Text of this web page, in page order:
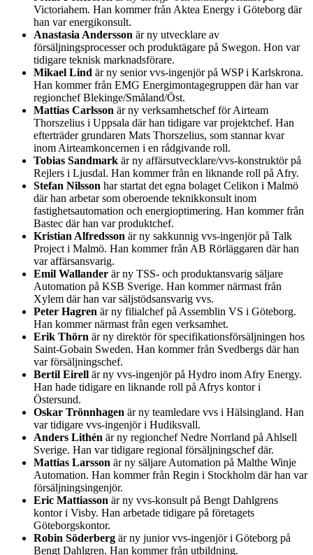
Victoriahem. Han kommer från Aktea Energy i Göteborg där
han var energikonsult.
Anastasia Andersson är ny utvecklare av
försäljningsprocesser och produktägare på Swegon. Hon var
tidigare teknisk marknadsförare.
Mikael Lind är ny senior vvs-ingenjör på WSP i Karlskrona.
Han kommer från EMG Energimontagegruppen där han var
regionchef Blekinge/Småland/Öst.
Mattias Carlsson är ny verksamhetschef för Airteam
Thorszelius i Uppsala där han tidigare var projektchef. Han
efterträder grundaren Mats Thorszelius, som stannar kvar
inom Airteamkoncernen i en rådgivande roll.
Tobias Sandmark är ny affärsutvecklare/vvs-konstruktör på
Rejlers i Ljusdal. Han kommer från en liknande roll på Afry.
Stefan Nilsson har startat det egna bolaget Celikon i Malmö
där han arbetar som oberoende teknikkonsult inom
fastighetsautomation och energioptimering. Han kommer från
Bastec där han var produktchef.
Kristian Alfredsson är ny sakkunnig vvs-ingenjör på Talk
Project i Malmö. Han kommer från AB Rörläggaren där han
var affärsansvarig.
Emil Wallander är ny TSS- och produktansvarig säljare
Automation på KSB Sverige. Han kommer närmast från
Xylem där han var säljstödsansvarig vvs.
Peter Hagren är ny filialchef på Assemblin VS i Göteborg.
Han kommer närmast från egen verksamhet.
Erik Thörn är ny direktör för specifikationsförsäljningen hos
Saint-Gobain Sweden. Han kommer från Svedbergs där han
var försäljningschef.
Bertil Eirell är ny vvs-ingenjör på Hydro inom Afry Energy.
Han hade tidigare en liknande roll på Afrys kontor i
Östersund.
Oskar Trönnhagen är ny teamledare vvs i Hälsingland. Han
var tidigare vvs-ingenjör i Hudiksvall.
Anders Lithén är ny regionchef Nedre Norrland på Ahlsell
Sverige. Han var tidigare regional försäljningschef där.
Mattias Larsson är ny säljare Automation på Malthe Winje
Automation. Han kommer från Regin i Stockholm där han var
försäljningsingenjör.
Eric Mattiasson är ny vvs-konsult på Bengt Dahlgrens
kontor i Visby. Han arbetade tidigare på företagets
Göteborgskontor.
Robin Söderberg är ny junior vvs-ingenjör i Göteborg på
Bengt Dahlgren. Han kommer från utbildning.